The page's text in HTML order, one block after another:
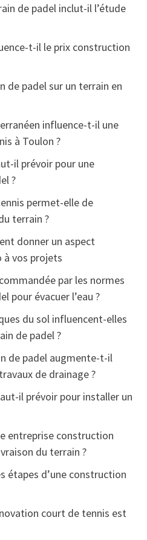
de padel inclut-il l’étude
t-il le prix construction
de padel sur un terrain en
influence-t-il une
à Toulon ?
il prévoir pour une
?
permet-elle de
terrain ?
donner un aspect
vos projets
par les normes
pour évacuer l’eau ?
du sol influencent-elles
de padel ?
de padel augmente-t-il
de drainage ?
il prévoir pour installer un
entreprise construction
du terrain ?
étapes d’une construction
court de tennis est